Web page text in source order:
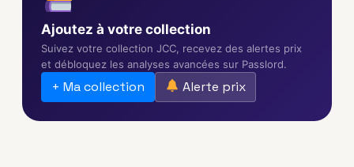
Ajoutez à votre collection
Suivez votre collection JCC, recevez des alertes prix
et débloquez les analyses avancées sur Passlord.
+ Ma collection Alerte prix